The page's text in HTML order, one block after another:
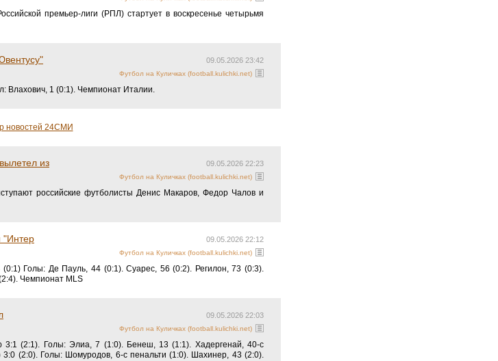
Сосьедад" принимал "Бетис", ведущий борьбу за пятое место
10.05.2026 00:07
Футбол на Куличках (football.kulichki.net)
в 29-
премьер-лиги (РПЛ) стартует в воскресенье четырьмя
Влахович, 1 (0:1). Чемпионат Италии.
09.05.2026 22:23
Футбол на Куличках (football.kulichki.net)
из
российские футболисты Денис Макаров, Федор Чалов и
09.05.2026 22:12
Футбол на Куличках (football.kulichki.net)
Голы: Де Пауль, 44 (0:1). Суарес, 56 (0:2). Регилон, 73 (0:3).
Чемпионат MLS